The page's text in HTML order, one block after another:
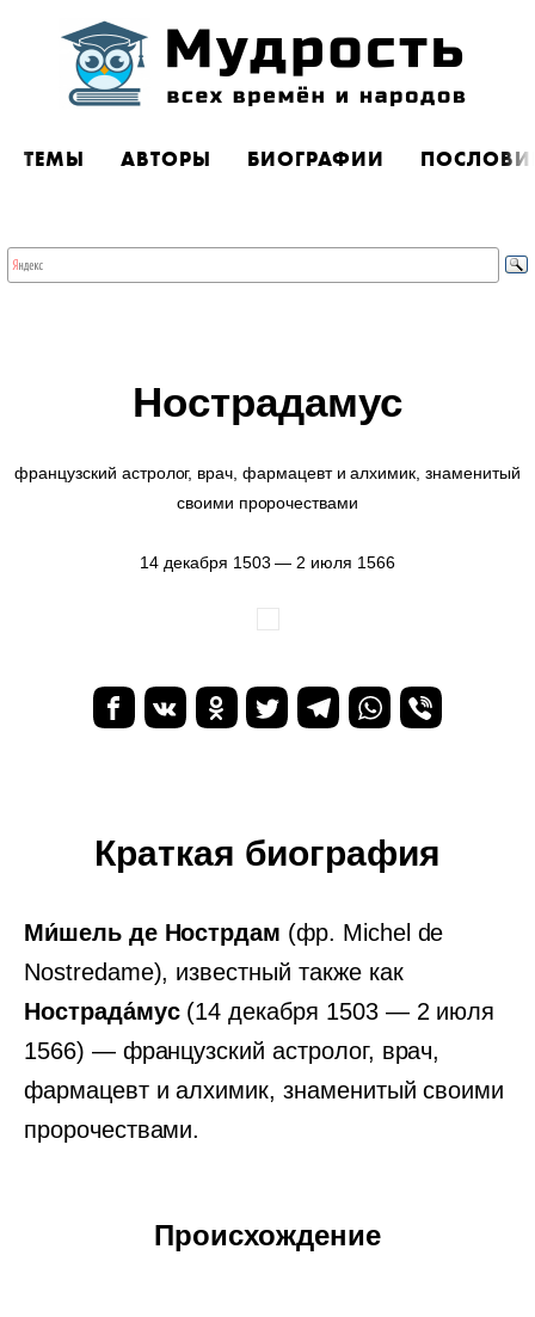
ТЕМЫ АВТОРЫ БИОГРАФИИ
Нострадамус
французский астролог, врач, фармацевт и алхимик, знаменитый
своими пророчествами
14 декабря 1503 — 2 июля 1566
Краткая биография
Ми́шель де Нострдам (фр. Michel de
Nostredame), известный также как
Нострада́мус(14 декабря 1503 — 2 июля
1566) — французский астролог, врач,
фармацевт и алхимик, знаменитый своими
пророчествами.
Происхождение